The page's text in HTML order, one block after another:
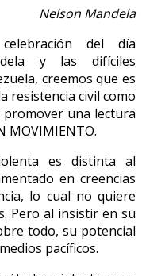
Nelson Mandela
del día
y las difíciles
creemos que es
resistencia civil como
una lectura
MOVIMIENTO.
es distinta al
en creencias
lo cual no quiere
Pero al insistir en su
todo, su potencial
pacíficos.